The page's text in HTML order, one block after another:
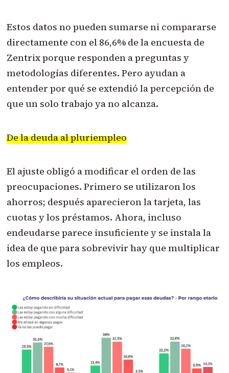
Estos datos no pueden sumarse ni compararse
directamente con el 86,6% de la encuesta de
Zentrix porque responden a preguntas y
metodologías diferentes. Pero ayudan a
entender por qué se extendió la percepción de
que un solo trabajo ya no alcanza.
De la deuda al pluriempleo
El ajuste obligó a modificar el orden de las
preocupaciones. Primero se utilizaron los
ahorros; después aparecieron la tarjeta, las
cuotas y los préstamos. Ahora, incluso
endeudarse parece insuficiente y se instala la
idea de que para sobrevivir hay que multiplicar
los empleos.